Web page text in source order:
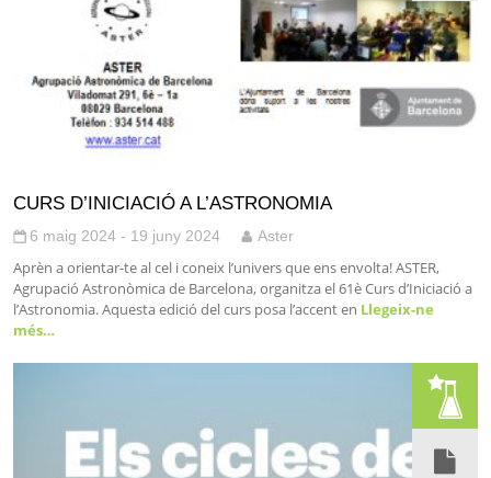
CURS D’INICIACIÓ A L’ASTRONOMIA
6 maig 2024 - 19 juny 2024 Aster
Aprèn a orientar-te al cel i coneix l’univers que ens envolta! ASTER,
Agrupació Astronòmica de Barcelona, organitza el 61è Curs d’Iniciació a
l’Astronomia. Aquesta edició del curs posa l’accent en Llegeix-ne
més…